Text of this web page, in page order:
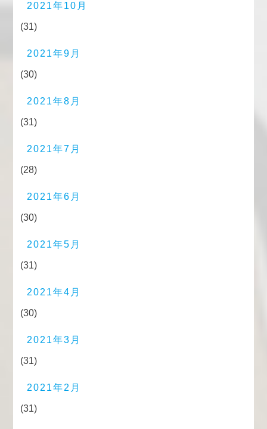
2021年10月
(31)
2021年9月
(30)
2021年8月
(31)
2021年7月
(28)
2021年6月
(30)
2021年5月
(31)
2021年4月
(30)
2021年3月
(31)
2021年2月
(31)